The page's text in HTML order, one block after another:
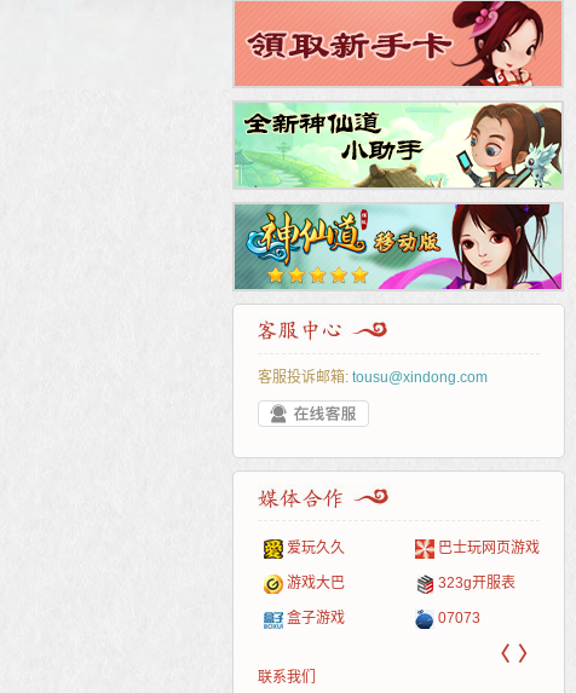
客服投诉邮箱: tousu@xindong.com
爱玩久久 巴士玩网页游戏
游戏大巴 323g开服表
盒子游戏 07073
〈 〉
联系我们